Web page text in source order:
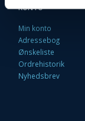
KONTO
Min konto
Adressebog
Ønskeliste
Ordrehistorik
Nyhedsbrev